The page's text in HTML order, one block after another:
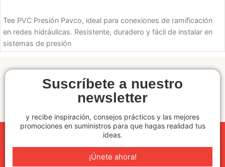
Tee PVC Presión Pavco, ideal para conexiones de ramificación
en redes hidráulicas. Resistente, duradero y fácil de instalar en
sistemas de presión
Suscríbete a nuestro
newsletter
y recibe inspiración, consejos prácticos y las mejores
promociones en suministros para que hagas realidad tus
ideas.
¡Únete ahora!